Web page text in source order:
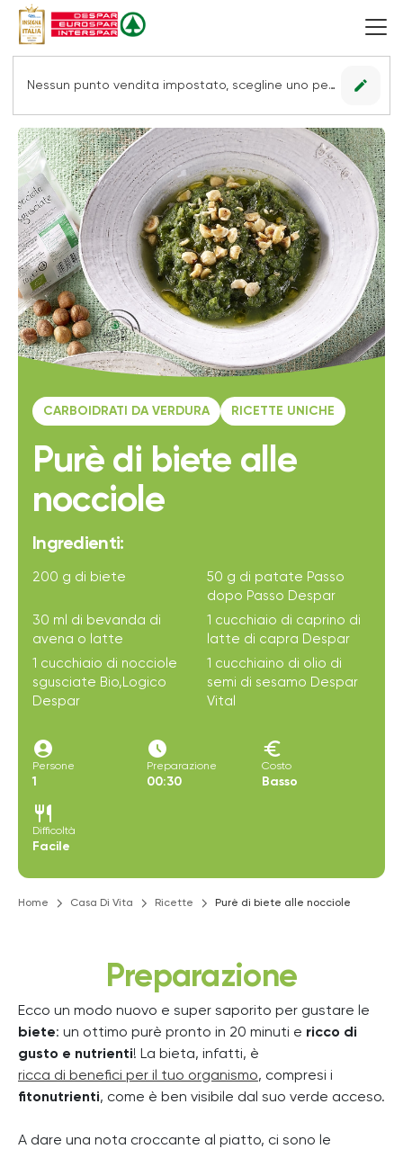
Nessun punto vendita impostato, scegline uno per vedere le offerte. edit
CARBOIDRATI DA VERDURA RICETTE UNICHE
Purè di biete alle
nocciole
Ingredienti:
200 g di biete
50 g di patate Passo
dopo Passo Despar
30 ml di bevanda di
avena o latte
1 cucchiaio di caprino di
latte di capra Despar
1 cucchiaio di nocciole
sgusciate Bio,Logico
Despar
1 cucchiaino di olio di
semi di sesamo Despar
Vital
account_circle
Persone
1
access_time_filled
Preparazione
00:30
euro
Costo
Basso
restaurant
Difficoltà
Facile
Home Casa Di Vita Ricette Purè di biete alle nocciole
Preparazione
Ecco un modo nuovo e super saporito per gustare le
biete: un ottimo purè pronto in 20 minuti e ricco di
gusto e nutrienti! La bieta, infatti, è
ricca di benefici per il tuo organismo, compresi i
fitonutrienti, come è ben visibile dal suo verde acceso.
A dare una nota croccante al piatto, ci sono le